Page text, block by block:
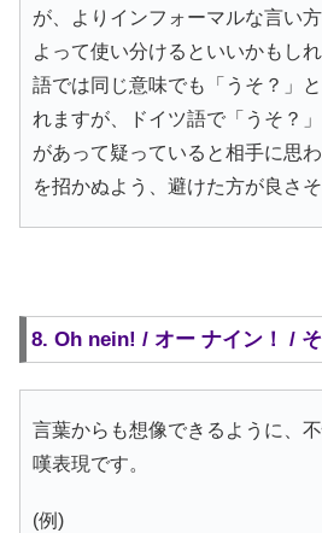
が、よりインフォーマルな言い
よって使い分けるといいかもし
語では同じ意味でも「うそ？」
れますが、ドイツ語で「うそ？
があって疑っていると相手に思
を招かぬよう、避けた方が良さそ
8. Oh nein! / オー ナイン！ / そ
言葉からも想像できるように、
嘆表現です。
(例)